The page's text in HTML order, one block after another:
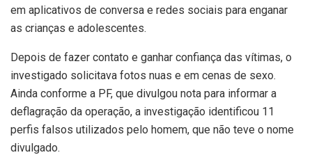
em aplicativos de conversa e redes sociais para enganar
as crianças e adolescentes.
Depois de fazer contato e ganhar confiança das vítimas, o
investigado solicitava fotos nuas e em cenas de sexo.
Ainda conforme a PF, que divulgou nota para informar a
deflagração da operação, a investigação identificou 11
perfis falsos utilizados pelo homem, que não teve o nome
divulgado.